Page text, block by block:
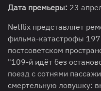
Дата премьеры: 23
Netflix представляет
фильма-катастрофы
постсоветском
"109-й идёт без
поезд с сотнями
смертельную ловушку: